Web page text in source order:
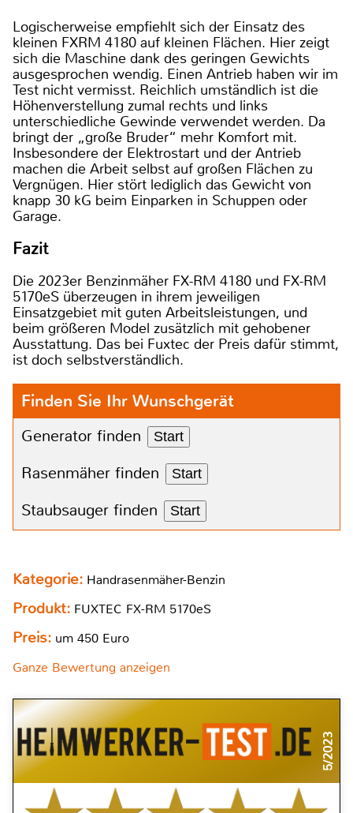
Logischerweise empfiehlt sich der Einsatz des
kleinen FXRM 4180 auf kleinen Flächen. Hier zeigt
sich die Maschine dank des geringen Gewichts
ausgesprochen wendig. Einen Antrieb haben wir im
Test nicht vermisst. Reichlich umständlich ist die
Höhenverstellung zumal rechts und links
unterschiedliche Gewinde verwendet werden. Da
bringt der „große Bruder“ mehr Komfort mit.
Insbesondere der Elektrostart und der Antrieb
machen die Arbeit selbst auf großen Flächen zu
Vergnügen. Hier stört lediglich das Gewicht von
knapp 30 kG beim Einparken in Schuppen oder
Garage.
Fazit
Die 2023er Benzinmäher FX-RM 4180 und FX-RM
5170eS überzeugen in ihrem jeweiligen
Einsatzgebiet mit guten Arbeitsleistungen, und
beim größeren Model zusätzlich mit gehobener
Ausstattung. Das bei Fuxtec der Preis dafür stimmt,
ist doch selbstverständlich.
Finden Sie Ihr Wunschgerät
Generator finden Start
Rasenmäher finden Start
Staubsauger finden Start
Kategorie: Handrasenmäher-Benzin
Produkt: FUXTEC FX-RM 5170eS
Preis: um 450 Euro
Ganze Bewertung anzeigen
5/2023